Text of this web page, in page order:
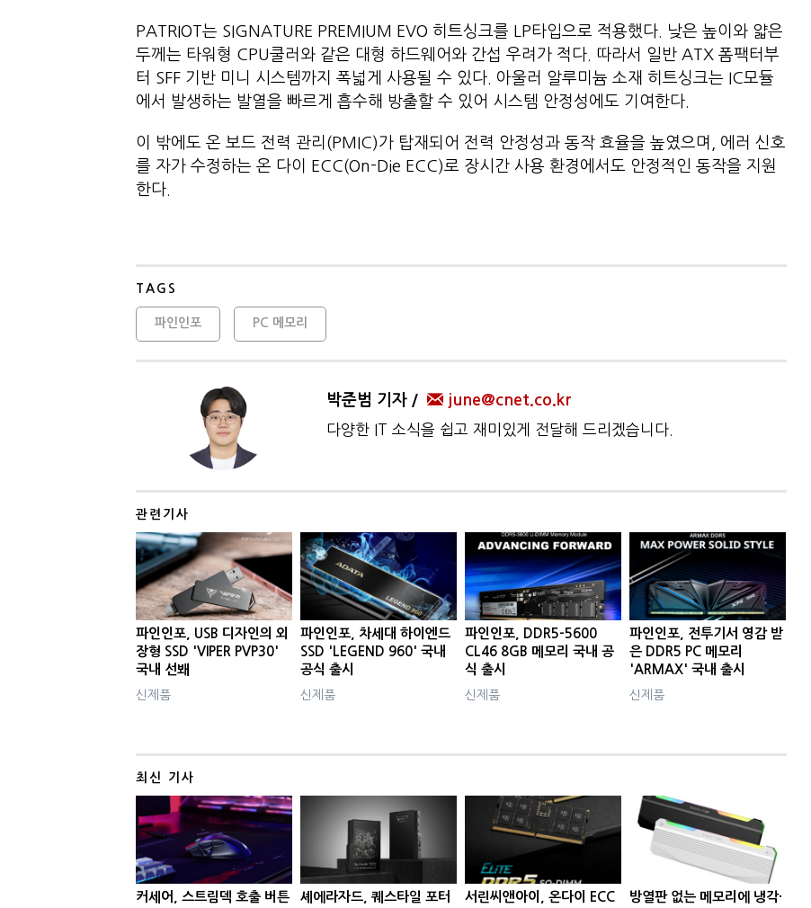
PATRIOT는 SIGNATURE PREMIUM EVO 히트싱크를 LP타입으로 적용했다. 낮은 높이와 얇은
두께는 타워형 CPU쿨러와 같은 대형 하드웨어와 간섭 우려가 적다. 따라서 일반 ATX 폼팩터부
터 SFF 기반 미니 시스템까지 폭넓게 사용될 수 있다. 아울러 알루미늄 소재 히트싱크는 IC모듈
에서 발생하는 발열을 빠르게 흡수해 방출할 수 있어 시스템 안정성에도 기여한다.
이 밖에도 온 보드 전력 관리(PMIC)가 탑재되어 전력 안정성과 동작 효율을 높였으며, 에러 신호
를 자가 수정하는 온 다이 ECC(On-Die ECC)로 장시간 사용 환경에서도 안정적인 동작을 지원
한다.
TAGS
파인인포 PC 메모리
박준범 기자 june@cnet.co.kr
다양한 IT 소식을 쉽고 재미있게 전달해 드리겠습니다.
관련기사
파인인포, USB 디자인의 외
장형 SSD 'VIPER PVP30'
국내 선봬
신제품
파인인포, 차세대 하이엔드
SSD 'LEGEND 960' 국내
공식 출시
신제품
파인인포, DDR5-5600
CL46 8GB 메모리 국내 공
식 출시
신제품
파인인포, 전투기서 영감 받
은 DDR5 PC 메모리
'ARMAX' 국내 출시
신제품
최신 기사
커세어, 스트림덱 호출 버튼
셰에라자드, 퀘스타일 포터
서린씨앤아이, 온다이 ECC
방열판 없는 메모리에 냉각·